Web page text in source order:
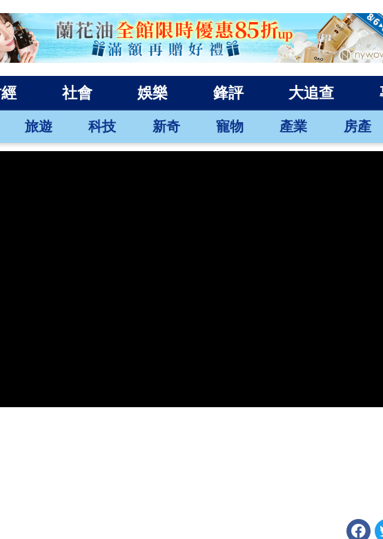
社會 娛樂 鋒評 大追查
旅遊 科技 新奇 寵物 產業 房產